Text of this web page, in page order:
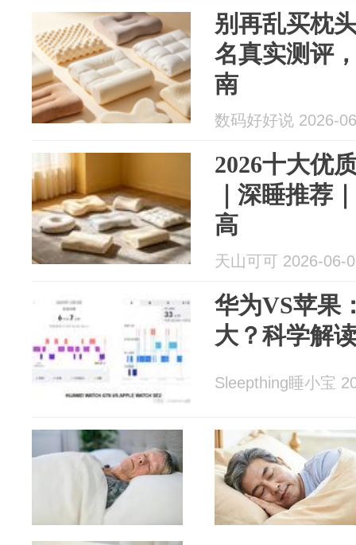
别再乱买枕
名真实测评
南
数码好好说 2026-
2026十大优
｜深睡推荐
高
天山可可 2026-06-
华为VS苹果
大？科学解
Sleepthing睡小宝